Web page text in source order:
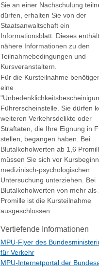
Sie an einer Nachschulung
dürfen, erhalten Sie von der
Staatsanwaltschaft ein
Informationsblatt. Dieses enthält
nähere Informationen zu den
Teilnahmebedingungen und
Kursveranstaltern.
Für die Kursteilnahme
eine
Führerscheinstelle. Sie dürfen
weiteren Verkehrsdelikte oder
Straftaten, die Ihre Eignung in
stellen, begangen haben. Bei
Blutalkoholwerten ab 1,6
müssen Sie sich vor
medizinisch-psychologischen
Untersuchung unterziehen. Bei
Blutalkoholwerten von mehr als
Promille ist die Kursteilnahme
ausgeschlossen.
Vertiefende Informationen
MPU-Flyer des
für Verkehr
MPU-Internetportal der